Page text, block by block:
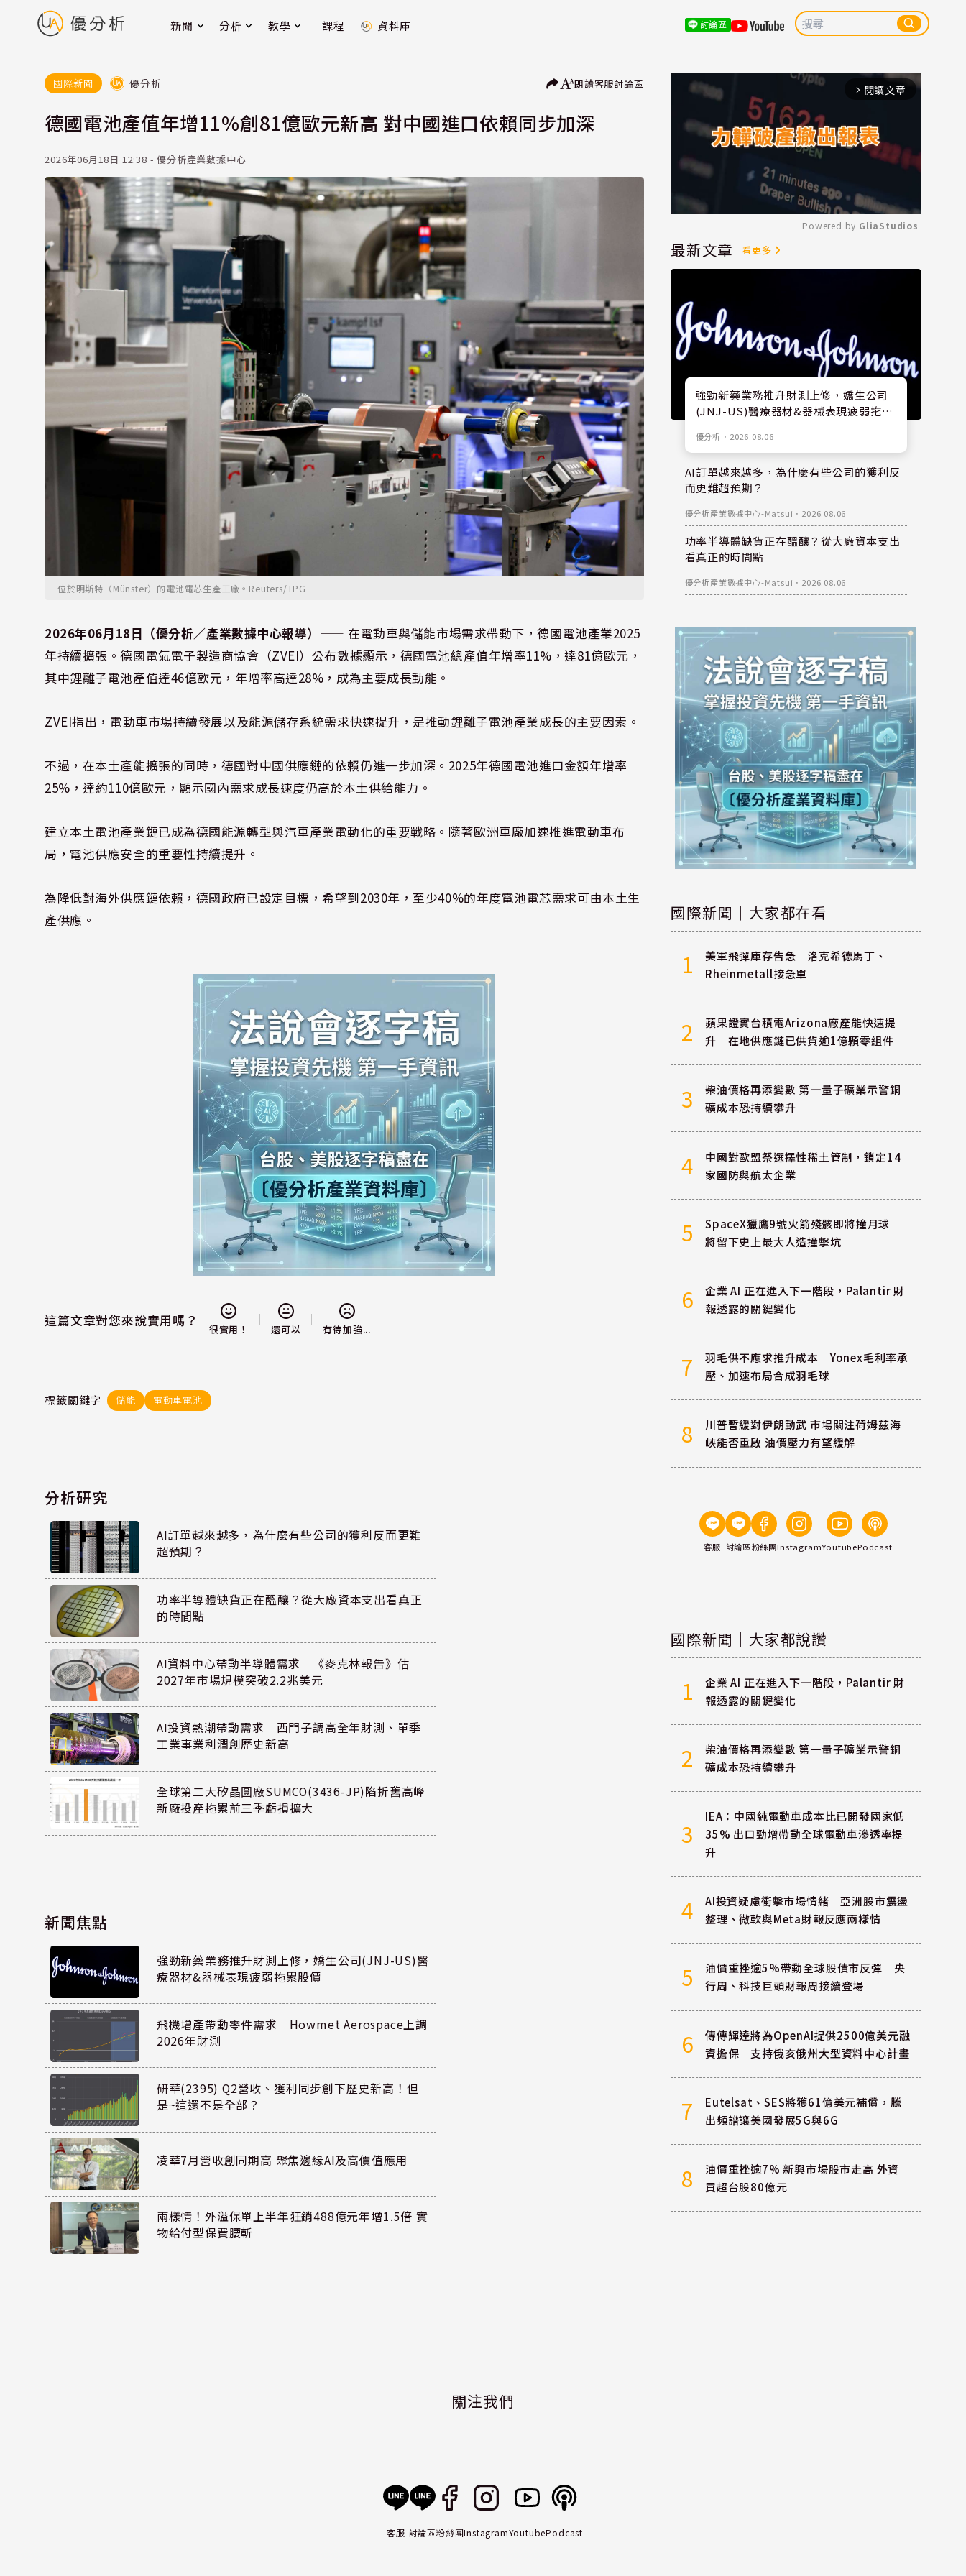
新聞 分析 教學 課程 資料庫 討論區
國際新聞 優分析 朗讀客服討論區
德國電池產值年增11%創81億歐元新高 對中國進口依賴同步加深
2026年06月18日 12:38 - 優分析產業數據中心
位於明斯特（Münster）的電池電芯生產工廠。Reuters/TPG
2026年06月18日（優分析／產業數據中心報導） ⸺ 在電動車與儲能市場需求帶動下，德國電池產業2025
年持續擴張。德國電氣電子製造商協會（ZVEI）公布數據顯示，德國電池總產值年增率11%，達81億歐元，
其中鋰離子電池產值達46億歐元，年增率高達28%，成為主要成長動能。
ZVEI指出，電動車市場持續發展以及能源儲存系統需求快速提升，是推動鋰離子電池產業成長的主要因素。
不過，在本土產能擴張的同時，德國對中國供應鏈的依賴仍進一步加深。2025年德國電池進口金額年增率
25%，達約110億歐元，顯示國內需求成長速度仍高於本土供給能力。
建立本土電池產業鏈已成為德國能源轉型與汽車產業電動化的重要戰略。隨著歐洲車廠加速推進電動車布
局，電池供應安全的重要性持續提升。
為降低對海外供應鏈依賴，德國政府已設定目標，希望到2030年，至少40%的年度電池電芯需求可由本土生
產供應。
這篇文章對您來說實用嗎？
很實用！ 還可以 有待加強...
標籤關鍵字 儲能 電動車電池
分析研究
AI訂單越來越多，為什麼有些公司的獲利反而更難
超預期？
功率半導體缺貨正在醞釀？從大廠資本支出看真正
的時間點
AI資料中心帶動半導體需求 《麥克林報告》估
2027年市場規模突破2.2兆美元
AI投資熱潮帶動需求 西門子調高全年財測、單季
工業事業利潤創歷史新高
全球第二大矽晶圓廠SUMCO(3436-JP)陷折舊高峰
新廠投產拖累前三季虧損擴大
新聞焦點
強勁新藥業務推升財測上修，嬌生公司(JNJ-US)醫
療器材&器械表現疲弱拖累股價
飛機增產帶動零件需求 Howmet Aerospace上調
2026年財測
研華(2395) Q2營收、獲利同步創下歷史新高！但
是~這還不是全部？
凌華7月營收創同期高 聚焦邊緣AI及高價值應用
兩樣情！外溢保單上半年狂銷488億元年增1.5倍 實
物給付型保費腰斬
arrow_forward_ios 閱讀文章
Mute
Powered by GliaStudios
最新文章 看更多
強勁新藥業務推升財測上修，嬌生公司
(JNJ-US)醫療器材&器械表現疲弱拖累
優分析 ． 2026.08.06
AI訂單越來越多，為什麼有些公司的獲利反
而更難超預期？
優分析產業數據中心-Matsui ． 2026.08.06
功率半導體缺貨正在醞釀？從大廠資本支出
看真正的時間點
優分析產業數據中心-Matsui ． 2026.08.06
國際新聞｜大家都在看
1
美軍飛彈庫存告急 洛克希德馬丁、
Rheinmetall接急單
2
蘋果證實台積電Arizona廠產能快速提
升 在地供應鏈已供貨逾1億顆零組件
3
柴油價格再添變數 第一量子礦業示警銅
礦成本恐持續攀升
4
中國對歐盟祭選擇性稀土管制，鎖定14
家國防與航太企業
5
SpaceX獵鷹9號火箭殘骸即將撞月球
將留下史上最大人造撞擊坑
6
企業 AI 正在進入下一階段，Palantir 財
報透露的關鍵變化
7
羽毛供不應求推升成本 Yonex毛利率承
壓、加速布局合成羽毛球
8
川普暫緩對伊朗動武 市場關注荷姆茲海
峽能否重啟 油價壓力有望緩解
客服 討論區粉絲團InstagramYoutubePodcast
國際新聞｜大家都說讚
1
企業 AI 正在進入下一階段，Palantir 財
報透露的關鍵變化
2
柴油價格再添變數 第一量子礦業示警銅
礦成本恐持續攀升
3
IEA：中國純電動車成本比已開發國家低
35% 出口勁增帶動全球電動車滲透率提
升
4
AI投資疑慮衝擊市場情緒 亞洲股市震盪
整理、微軟與Meta財報反應兩樣情
5
油價重挫逾5%帶動全球股債市反彈 央
行周、科技巨頭財報周接續登場
6
傳傳輝達將為OpenAI提供2500億美元融
資擔保 支持俄亥俄州大型資料中心計畫
7
Eutelsat、SES將獲61億美元補償，騰
出頻譜讓美國發展5G與6G
8
油價重挫逾7% 新興市場股市走高 外資
買超台股80億元
關注我們
客服 討論區粉絲團InstagramYoutubePodcast